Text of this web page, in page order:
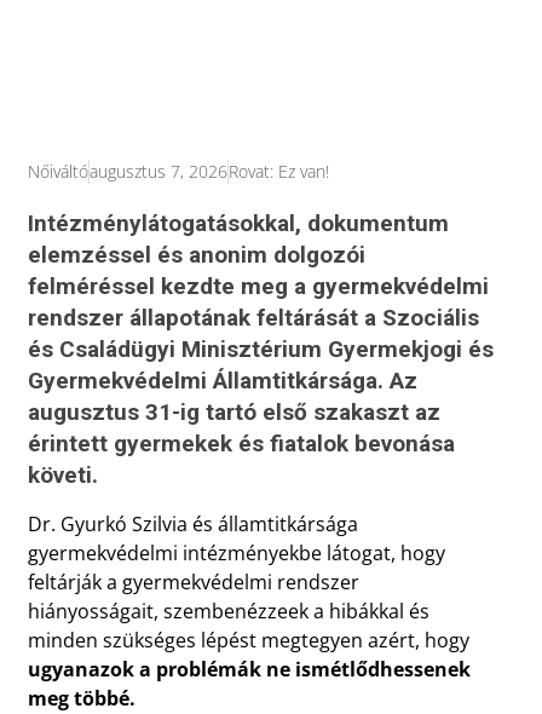
Nőiváltóaugusztus 7, 2026Rovat: Ez van!
Intézménylátogatásokkal, dokumentum
elemzéssel és anonim dolgozói
felméréssel kezdte meg a gyermekvédelmi
rendszer állapotának feltárását a Szociális
és Családügyi Minisztérium Gyermekjogi és
Gyermekvédelmi Államtitkársága. Az
augusztus 31-ig tartó első szakaszt az
érintett gyermekek és fiatalok bevonása
követi.
Dr. Gyurkó Szilvia és államtitkársága
gyermekvédelmi intézményekbe látogat, hogy
feltárják a gyermekvédelmi rendszer
hiányosságait, szembenézzeek a hibákkal és
minden szükséges lépést megtegyen azért, hogy
ugyanazok a problémák ne ismétlődhessenek
meg többé.